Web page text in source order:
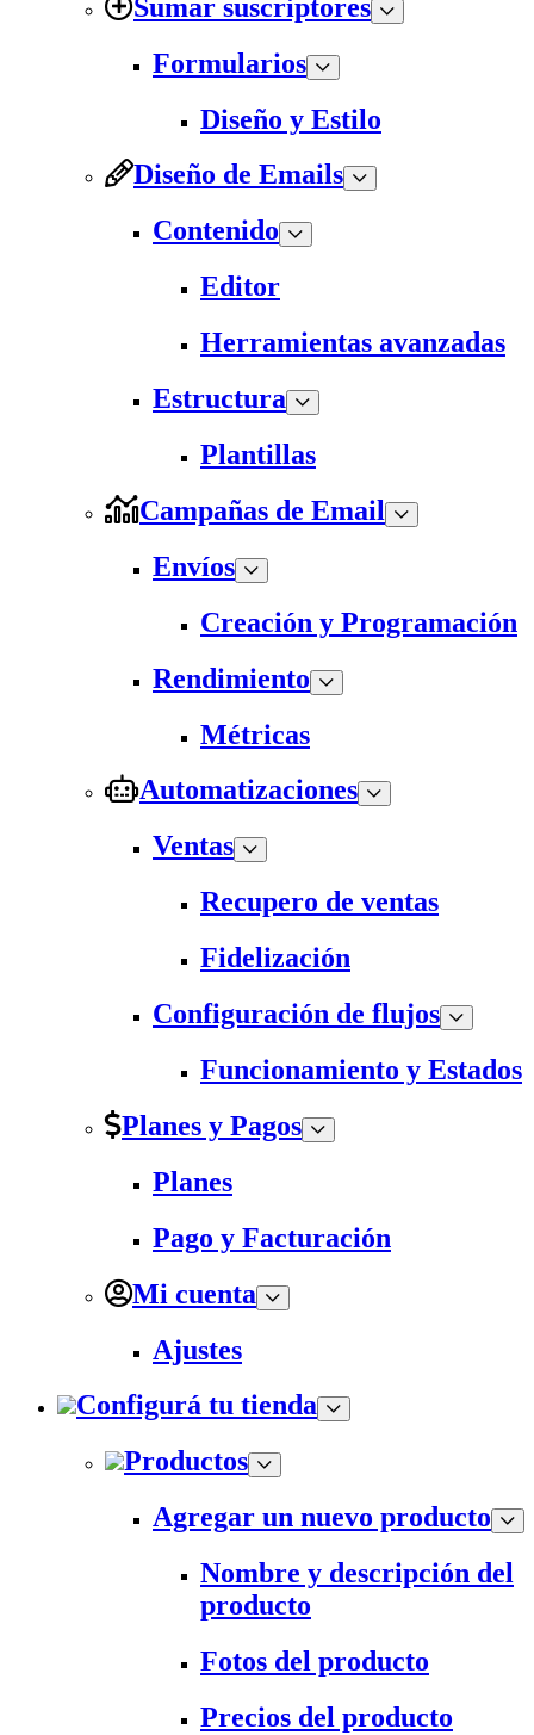
Sumar suscriptores
Formularios
Diseño y Estilo
Diseño de Emails
Contenido
Editor
Herramientas avanzadas
Estructura
Plantillas
Campañas de Email
Envíos
Creación y Programación
Rendimiento
Métricas
Automatizaciones
Ventas
Recupero de ventas
Fidelización
Configuración de flujos
Funcionamiento y Estados
Planes y Pagos
Planes
Pago y Facturación
Mi cuenta
Ajustes
Configurá tu tienda
Productos
Agregar un nuevo producto
Nombre y descripción del
producto
Fotos del producto
Precios del producto